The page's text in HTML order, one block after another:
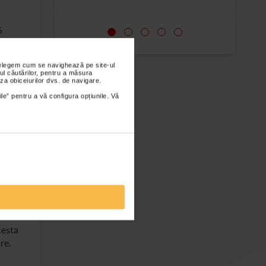
cum se navighează pe site-ul
căutărilor, pentru a măsura
obiceiurilor dvs. de navigare.
pentru a vă configura opțiunile. Vă
cm
90
in